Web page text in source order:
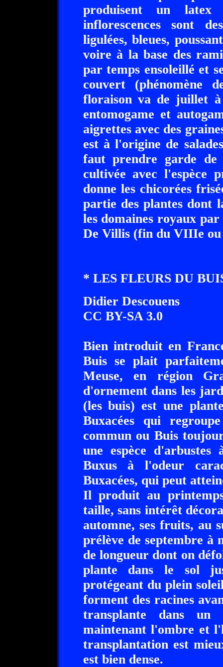
produisent un
inflorescences sont
ligulées, bleues,
voire à la base des
par temps ensoleillé et
couvert (phénomène
floraison va de juillet
entomogame et
aigrettes avec des
est à l'origine de
faut prendre garde de
cultivée avec l'espèce
donne les chicorées
partie des plantes dont
les domaines royaux
De Villis (fin du VIIIe ou
* LES FLEURS DU
Didier Descouens
CC BY-SA 3.0
Bien introduit en
Buis se plait
Meuse, en région
d'ornement dans les
(les buis) est une
Buxacées qui
commun ou Buis
une espèce d'arbustes
Buxus à l'odeur
Buxacées, qui peut
Il produit au
taille, sans intérêt
automne, ses fruits, au
prélève de septembre à
de longueur dont on
plante dans le sol
protégeant du plein
forment des racines
transplante dans
maintenant l'ombre et
transplantation est
est bien dense.